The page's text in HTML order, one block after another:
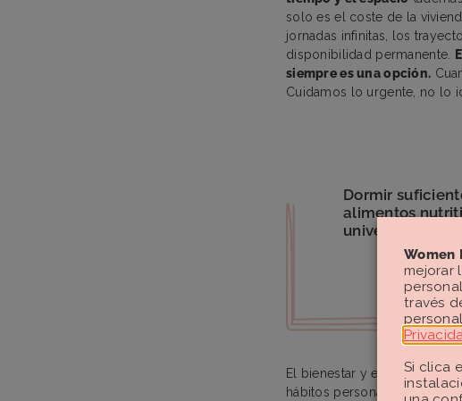
solo es el coste de la
jornadas infinitas, los
disponibilidad permanente.
siempre es una opción.
Cuidamos lo urgente, no lo
Dormir
alimentos
universales,
El bienestar y el
hábitos personales. En
Women
mejorar
través
Si clica